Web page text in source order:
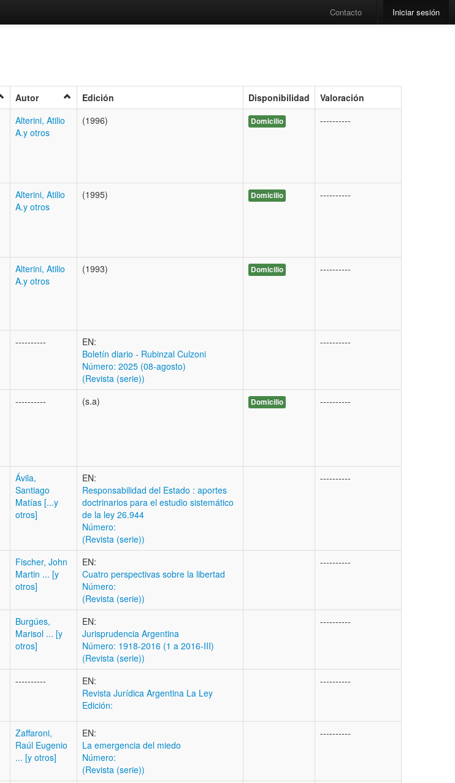
Contacto Iniciar sesión
Autor Edición Disponibilidad Valoración
Alterini, Atilio
A.y otros
(1996) Domicilio ----------
Alterini, Atilio
A.y otros
(1995) Domicilio ----------
Alterini, Atilio
A.y otros
(1993) Domicilio ----------
----------
EN:
Boletí­n diario - Rubinzal Culzoni
Número: 2025 (08-agosto)
(Revista (serie))
----------
---------- (s.a) Domicilio ----------
Ávila,
Santiago
Matías [...y
otros]
EN:
Responsabilidad del Estado : aportes
doctrinarios para el estudio sistemático
de la ley 26.944
Número:
(Revista (serie))
----------
Fischer, John
Martin ... [y
otros]
EN:
Cuatro perspectivas sobre la libertad
Número:
(Revista (serie))
----------
Burgúes,
Marisol ... [y
otros]
EN:
Jurisprudencia Argentina
Número: 1918-2016 (1 a 2016-III)
(Revista (serie))
----------
----------
EN:
Revista Jurídica Argentina La Ley
Edición:
----------
Zaffaroni,
Raúl Eugenio
... [y otros]
EN:
La emergencia del miedo
Número:
(Revista (serie))
----------